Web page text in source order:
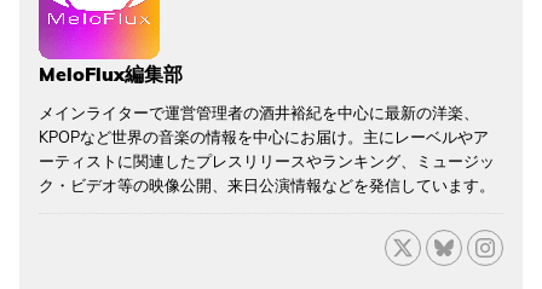
MeloFlux編集部
メインライターで運営管理者の酒井裕紀を中心に最新の洋楽、
KPOPなど世界の音楽の情報を中心にお届け。主にレーベルやア
ーティストに関連したプレスリリースやランキング、ミュージッ
ク・ビデオ等の映像公開、来日公演情報などを発信しています。